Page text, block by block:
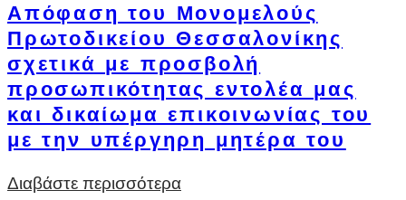
Απόφαση του Μονομελούς
Πρωτοδικείου Θεσσαλονίκης
σχετικά με προσβολή
προσωπικότητας εντολέα μας
και δικαίωμα επικοινωνίας του
με την υπέργηρη μητέρα του
Διαβάστε περισσότερα